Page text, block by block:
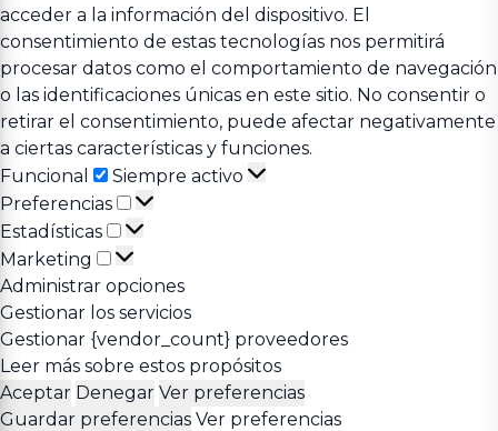
acceder a la información del dispositivo. El
consentimiento de estas tecnologías nos permitirá
procesar datos como el comportamiento de navegación
o las identificaciones únicas en este sitio. No consentir o
retirar el consentimiento, puede afectar negativamente
a ciertas características y funciones.
Funcional
Funcional
Siempre activo
Preferencias
Preferencias
Estadísticas
Estadísticas
Marketing
Marketing
Administrar opciones
Gestionar los servicios
Gestionar {vendor_count} proveedores
Leer más sobre estos propósitos
Aceptar Denegar Ver preferencias
Guardar preferencias Ver preferencias